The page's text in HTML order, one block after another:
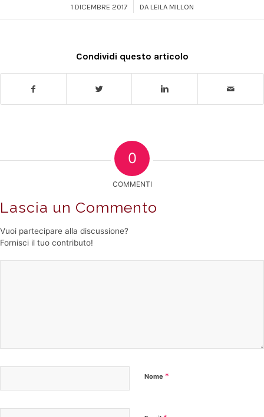
1 DICEMBRE 2017
/ DA LEILA MILLON
Condividi questo articolo
0
COMMENTI
Lascia un Commento
Vuoi partecipare alla discussione?
Fornisci il tuo contributo!
Nome *